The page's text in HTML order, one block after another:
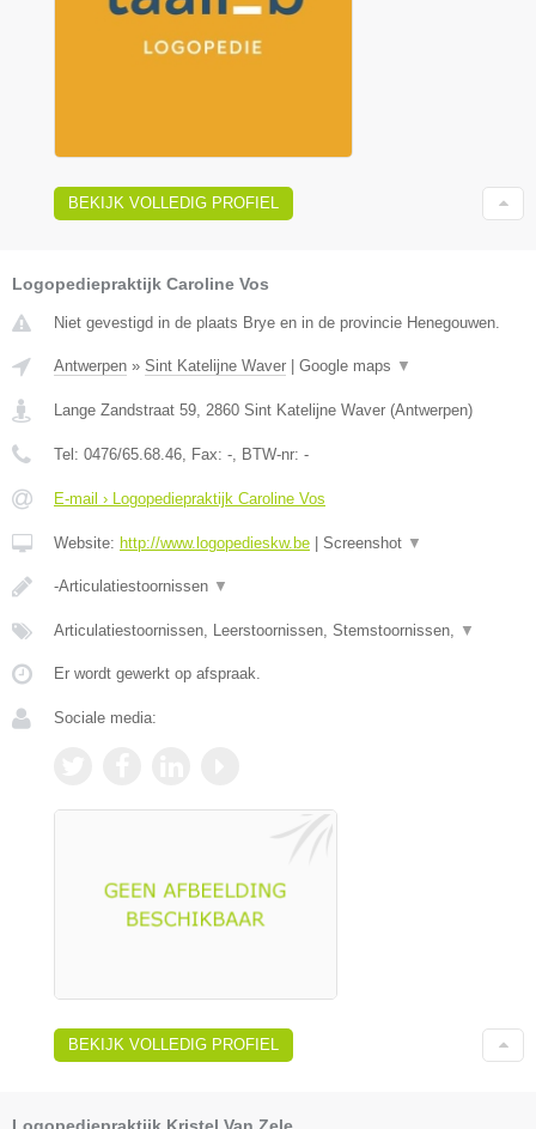
BEKIJK VOLLEDIG PROFIEL
Logopediepraktijk Caroline Vos
Niet gevestigd in de plaats Brye en in de provincie Henegouwen.
Antwerpen » Sint Katelijne Waver Google maps ▼
Lange Zandstraat 59, 2860 Sint Katelijne Waver (Antwerpen)
Tel: 0476/65.68.46, Fax: -, BTW-nr: -
E-mail › Logopediepraktijk Caroline Vos
Website: http://www.logopedieskw.be Screenshot ▼
-Articulatiestoornissen ▼
Articulatiestoornissen, Leerstoornissen, Stemstoornissen, ▼
Er wordt gewerkt op afspraak.
Sociale media:
BEKIJK VOLLEDIG PROFIEL
Logopediepraktijk Kristel Van Zele